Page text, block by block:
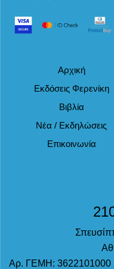
Αρχική
Εκδόσεις Φερενίκη
Βιβλία
Νέα / Εκδηλώσεις
Επικοινωνία
Αρ. ΓΕΜΗ: 3622101000